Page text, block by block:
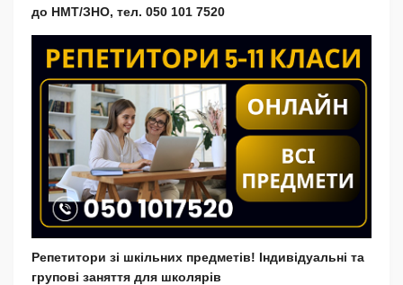
до НМТ/ЗНО, тел. 050 101 7520
Репетитори зі шкільних предметів! Індивідуальні та
групові заняття для школярів